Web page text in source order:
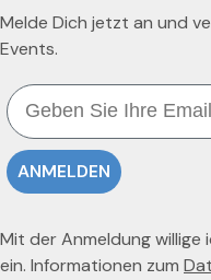
Melde Dich jetzt an und
Events.
Email
ANMELDEN
Mit der Anmeldung willige
ein. Informationen zum